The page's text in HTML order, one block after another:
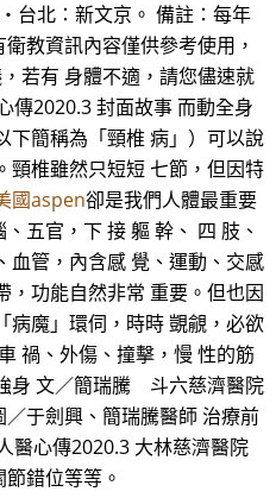
台北：新文京。 備註：每年
教資訊內容僅供參考使用，
若有 身體不適，請您儘速就
傳2020.3 封面故事 而動全身
下簡稱為「頸椎 病」）可以說
頸椎雖然只短短 七節，但因特
國aspen卻是我們人體最重要
五官，下 接 軀 幹、 四 肢、
血管，內含感 覺、運動、交感
，功能自然非常 重要。但也因
病魔」環伺，時時 覬覦，必欲
禍、外傷、撞擊，慢 性的筋
身 文／簡瑞騰 斗六慈濟醫院
于劍興、簡瑞騰醫師 治療前
醫心傳2020.3 大林慈濟醫院
錯位等等。